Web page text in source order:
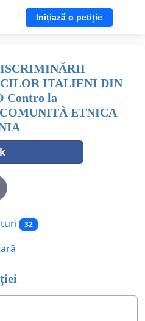
Inițiază o petiție
ITALIENI DIN
Contro la
ETNICA
32